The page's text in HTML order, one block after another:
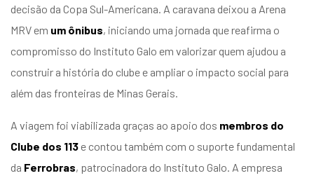
decisão da Copa Sul-Americana. A caravana deixou a Arena
MRV em um ônibus, iniciando uma jornada que reafirma o
compromisso do Instituto Galo em valorizar quem ajudou a
construir a história do clube e ampliar o impacto social para
além das fronteiras de Minas Gerais.
A viagem foi viabilizada graças ao apoio dos membros do
Clube dos 113e contou também com o suporte fundamental
da Ferrobras, patrocinadora do Instituto Galo. A empresa